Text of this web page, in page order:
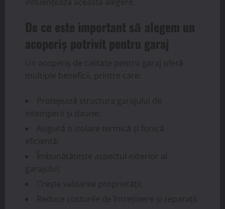
De ce este important să alegem un
acoperiș potrivit pentru garaj
Un acoperiș de calitate pentru garaj oferă
multiple beneficii, printre care:
Protejează structura garajului de
intemperii și daune;
Asigură o izolare termică și fonică
eficientă;
Îmbunătățește aspectul exterior al
garajului;
Crește valoarea proprietății;
Reduce costurile de întreținere și reparații.